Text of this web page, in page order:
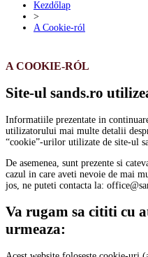
Kezdőlap
>
A Cookie-ról
A COOKIE-RÓL
Site-ul sands.ro
Informatiile prezentate in
utilizatorului mai multe detalii
“cookie”-urilor utilizate de site-ul
De asemenea, sunt prezente si
cazul in care aveti nevoie de mai
jos, ne puteti contacta la:
Va rugam sa cititi cu
urmeaza: